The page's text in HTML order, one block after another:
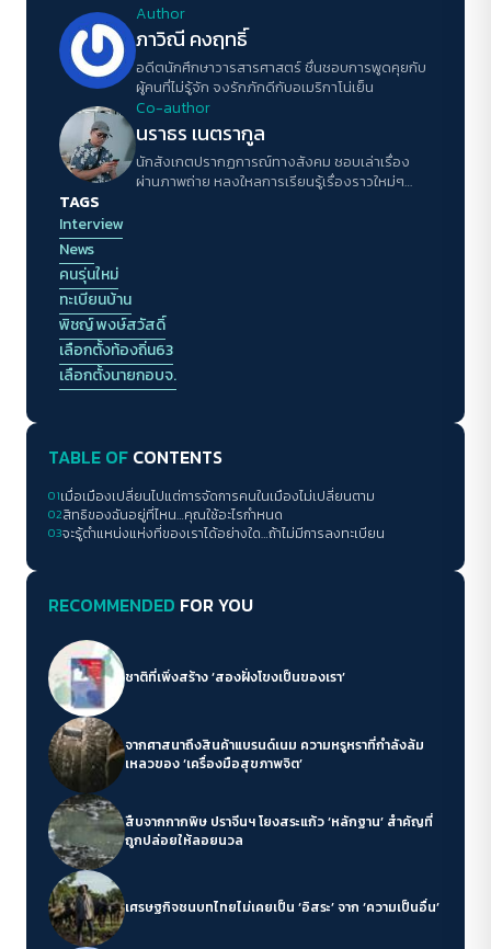
Author
ภาวิณี คงฤทธิ์
อดีตนักศึกษาวารสารศาสตร์ ชื่นชอบการพูดคุยกับ
ผู้คนที่ไม่รู้จัก จงรักภักดีกับอเมริกาโน่เย็น
Co-author
นราธร เนตรากูล
นักสังเกตปรากฏการณ์ทางสังคม ชอบเล่าเรื่อง
ผ่านภาพถ่าย หลงใหลการเรียนรู้เรื่องราวใหม่ๆ
TAGS
Interview
News
คนรุ่นใหม่
ทะเบียนบ้าน
พิชญ์ พงษ์สวัสดิ์
เลือกตั้งท้องถิ่น63
เลือกตั้งนายกอบจ.
TABLE OF CONTENTS
01เมื่อเมืองเปลี่ยนไปแต่การจัดการคนในเมืองไม่เปลี่ยนตาม
02สิทธิของฉันอยู่ที่ไหน…คุณใช้อะไรกำหนด
03จะรู้ตำแหน่งแห่งที่ของเราได้อย่างใด…ถ้าไม่มีการลงทะเบียน
RECOMMENDED FOR YOU
ชาติที่เพิ่งสร้าง ‘สองฝั่งโขงเป็นของเรา’
จากศาสนาถึงสินค้าแบรนด์เนม ความหรูหราที่กำลังล้ม
เหลวของ ‘เครื่องมือสุขภาพจิต’
สืบจากกากพิษ ปราจีนฯ โยงสระแก้ว ‘หลักฐาน’ สำคัญที่
ถูกปล่อยให้ลอยนวล
เศรษฐกิจชนบทไทยไม่เคยเป็น ‘อิสระ’ จาก ‘ความเป็นอื่น’